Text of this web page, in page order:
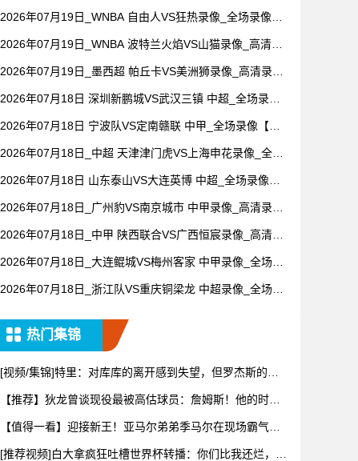
2026年07月19日_WNBA 自由人VS狂热录像_全场录像
2026年07月19日_WNBA 波特兰火焰VS山猫录像_高清录
2026年07月19日_墨西超 帕丘卡VS美洲狮录像_高清录像
2026年07月18日 深圳新鹏城VS武汉三镇 中超_全场录像
2026年07月18日 宁波队VS定南赣联 中甲_全场录像【全
2026年07月18日_中超 天津津门虎VS上海申花录像_全场
2026年07月18日 山东泰山VS大连英博 中超_全场录像
2026年07月18日_广州豹VS南京城市 中甲录像_高清录像
2026年07月18日_中甲 陕西联合VS广西恒宸录像_高清录
2026年07月18日_大连鲲城VS梅州客家 中甲录像_全场录
2026年07月18日_浙江队VS重庆铜梁龙 中超录像_全场录
热门集锦
[视频/集锦]特里：对库库的离开感到失望，但罗杰斯的到
【推荐】狄龙曾谈现役最被高估球员：詹姆斯！他的时代
【值得一看】迎接新王！亚马尔弟弟季马尔在现场霸气地
[推荐视频]白大拿疯狂吐槽世界杯转播：你们比我还烂，我